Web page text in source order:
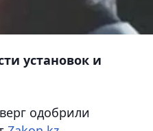
установок и
одобрили